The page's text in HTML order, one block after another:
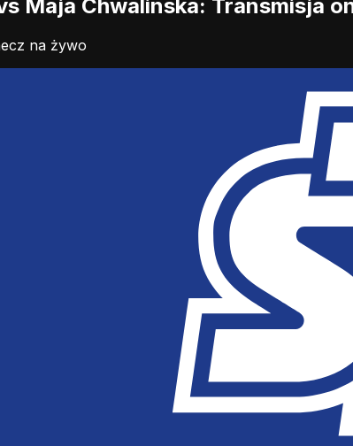
Maja Chwalinska: Transmisja
na żywo